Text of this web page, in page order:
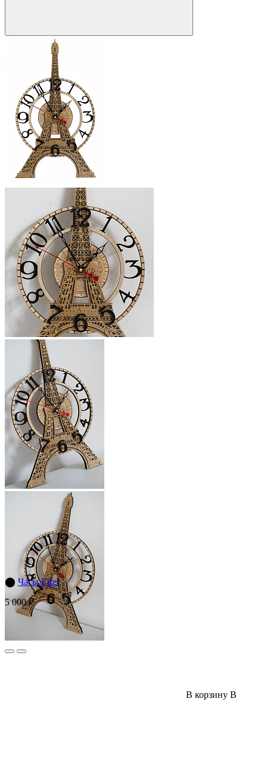
⬤ Часы Eifel
5 000 ₽
В корзину В